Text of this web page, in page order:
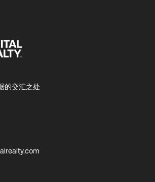
的交汇之处